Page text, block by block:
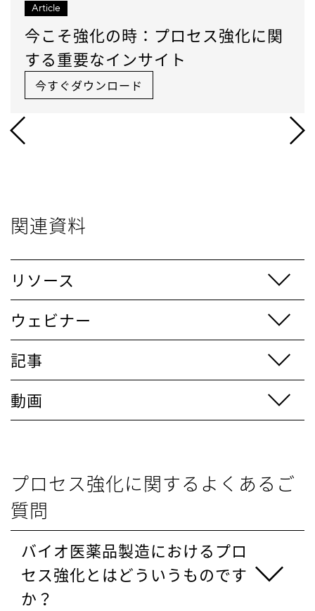
Article
今こそ強化の時：プロセス強化に関
する重要なインサイト
今すぐダウンロード
関連資料
リソース
ウェビナー
記事
動画
プロセス強化に関するよくあるご
質問
バイオ医薬品製造におけるプロ
セス強化とはどういうものです
か？